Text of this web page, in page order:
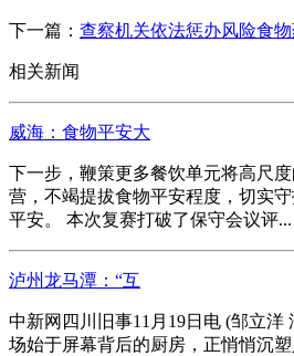
下一篇： 查察机关依法惩办风险食
相关新闻
威海：食物平安大
下一步，鞭策更多餐饮单元将高尺
营，不竭提拔食物平安程度，切实
平安。 本次复赛打破了保守会议评...
泸州龙马潭：“互
中新网四川旧事11月19日电 (邹立洋
场始于屏幕背后的厨房，正悄悄沉塑